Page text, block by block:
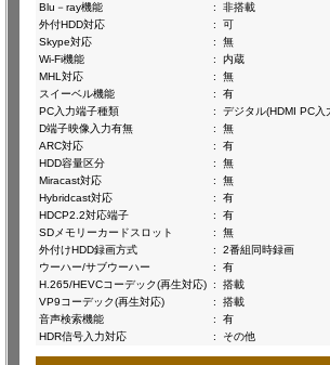
Blu－ray機能
:
非搭載
外付HDD対応
:
可
Skype対応
:
無
Wi-Fi機能
:
内蔵
MHL対応
:
無
スイーベル機能
:
有
PC入力端子種類
:
デジタル(HDMI PC入
D端子映像入力有無
:
無
ARC対応
:
有
HDD容量区分
:
無
Miracast対応
:
無
Hybridcast対応
:
有
HDCP2.2対応端子
:
有
SDメモリーカードスロット
:
無
外付けHDD録画方式
:
2番組同時録画
ウーハー/サブウーハー
:
有
H.265/HEVCコーデック(再生対応) :
搭載
VP9コーデック(再生対応)
:
搭載
音声検索機能
:
有
HDR信号入力対応
: その他